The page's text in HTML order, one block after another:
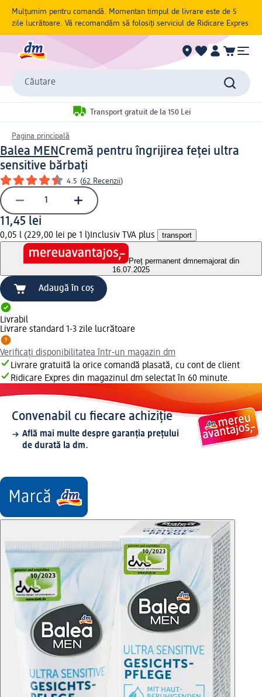
Mulțumim pentru comandă. Momentan timpul de livrare este de 5
zile lucrătoare. Vă recomandăm să folosiți serviciul de Ridicare Expres
Căutare
Transport gratuit de la 150 Lei
Pagina principală
Balea MENCremă pentru îngrijirea feței ultra
sensitive bărbați
4.5 (62 Recenzii)
11,45 lei
0,05 l (229,00 lei pe 1 l) Inclusiv TVA plus transport
Preț permanent dmnemajorat din
16.07.2025
Adaugă în coș
Livrabil
Livrare standard 1-3 zile lucrătoare
Verificați disponibilitatea într-un magazin dm
Livrare gratuită la orice comandă plasată, cu cont de client
Ridicare Expres din magazinul dm selectat în 60 minute.
Convenabil cu fiecare achiziție
Află mai multe despre garanția prețului
de durată la dm.